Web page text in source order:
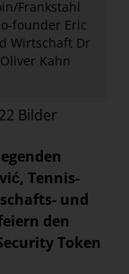
Frankstahl
founder Eric
Wirtschaft Dr
Kahn
22 Bilder
Tennis-
und
den
Token